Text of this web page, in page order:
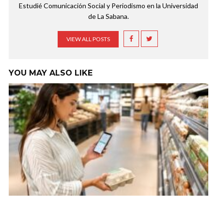
Estudié Comunicación Social y Periodismo en la Universidad
de La Sabana.
VIEW ALL POSTS
YOU MAY ALSO LIKE